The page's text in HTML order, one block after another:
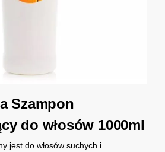
Szampon
do włosów 1000ml
jest do włosów suchych i